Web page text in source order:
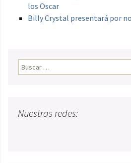
los Oscar
Billy Crystal presentará por
Buscar:
Nuestras redes: